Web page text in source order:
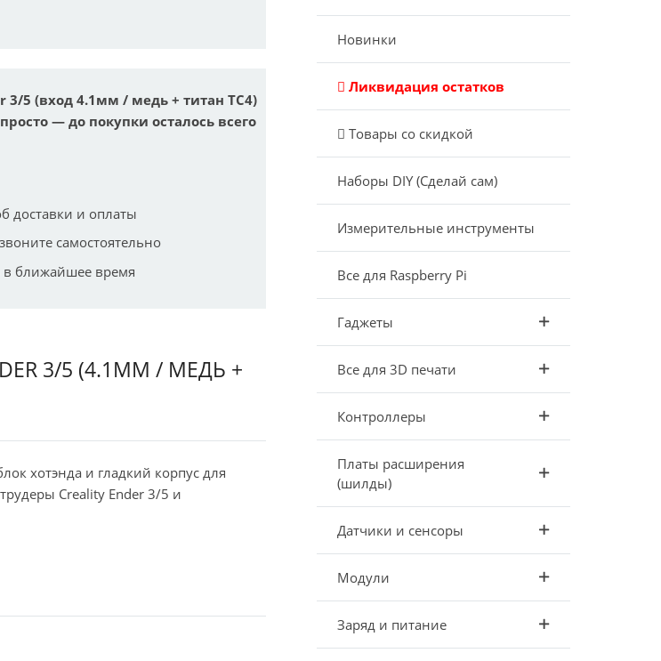
5 (вход 4.1мм / медь + титан TC4)
— до покупки осталось всего
доставки и оплаты
самостоятельно
в ближайшее время
3/5 (4.1ММ / МЕДЬ +
хотэнда и гладкий корпус для
Creality Ender 3/5 и
Новинки
Ликвидация остатков
Товары со скидкой
Наборы DIY (Сделай сам)
Измерительные инструменты
Все для Raspberry Pi
Гаджеты
Все для 3D печати
Контроллеры
Платы расширения
(шилды)
Датчики и сенсоры
Модули
Заряд и питание